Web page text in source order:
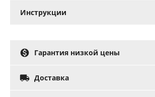
Инструкции
 Гарантия низкой цены
 Доставка